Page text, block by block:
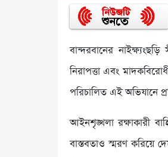
বান্দরবানের
নিরাপত্তা এবং
পরিচালিত এই অভিযানে
আইনশৃঙ্খলা রক্ষাকারী
বাস্তবতাও স্মরণ করিয়ে